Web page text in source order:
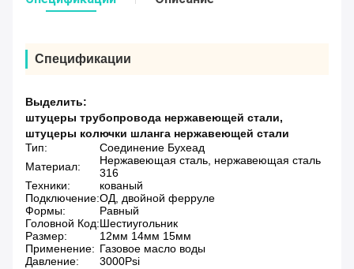
Спецификации
Выделить:
штуцеры трубопровода нержавеющей стали,
штуцеры колючки шланга нержавеющей стали
Тип:
Соединение Бухеад
Материал:
Нержавеющая сталь, нержавеющая сталь
316
Техники:
кованый
Подключение:ОД, двойной ферруле
Формы:
Равный
Головной Код:Шестиугольник
Размер:
12мм 14мм 15мм
Применение: Газовое масло воды
Давление:
3000Psi